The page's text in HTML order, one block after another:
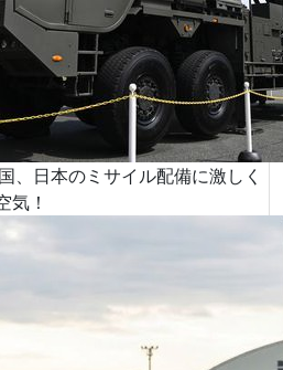
、日本のミサイル配備に激しく
気！